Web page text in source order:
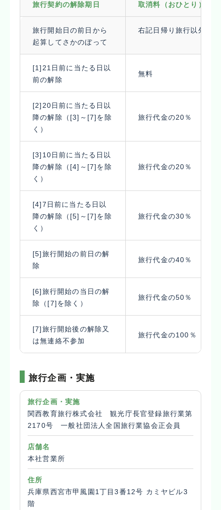
旅行契約の解除期日 取消料（おひとり）
旅行開始日の前日から
起算してさかのぼって
右記日帰り旅行以外
[1]21日前に当たる日以
前の解除
無料
[2]20日前に当たる日以
降の解除（[3]～[7]を除
く）
旅行代金の20％
[3]10日前に当たる日以
降の解除（[4]～[7]を除
く）
旅行代金の20％
[4]7日前に当たる日以
降の解除（[5]～[7]を除
く）
旅行代金の30％
[5]旅行開始の前日の解
除
旅行代金の40％
[6]旅行開始の当日の解
除（[7]を除く）
旅行代金の50％
[7]旅行開始後の解除又
は無連絡不参加
旅行代金の100％
旅行企画・実施
旅行企画・実施
関西教育旅行株式会社 観光庁長官登録旅行業第
2170号 一般社団法人全国旅行業協会正会員
店舗名
本社営業所
住所
兵庫県西宮市甲風園1丁目3番12号 カミヤビル3
階